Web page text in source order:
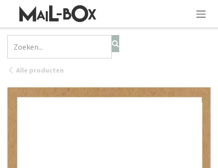
OVERSLAAN NAAR INHOUD
Alle producten